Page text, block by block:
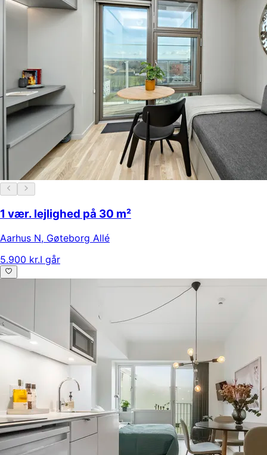
1 vær. lejlighed på 30 m²
Aarhus N, Gøteborg Allé
5.900 kr.I går